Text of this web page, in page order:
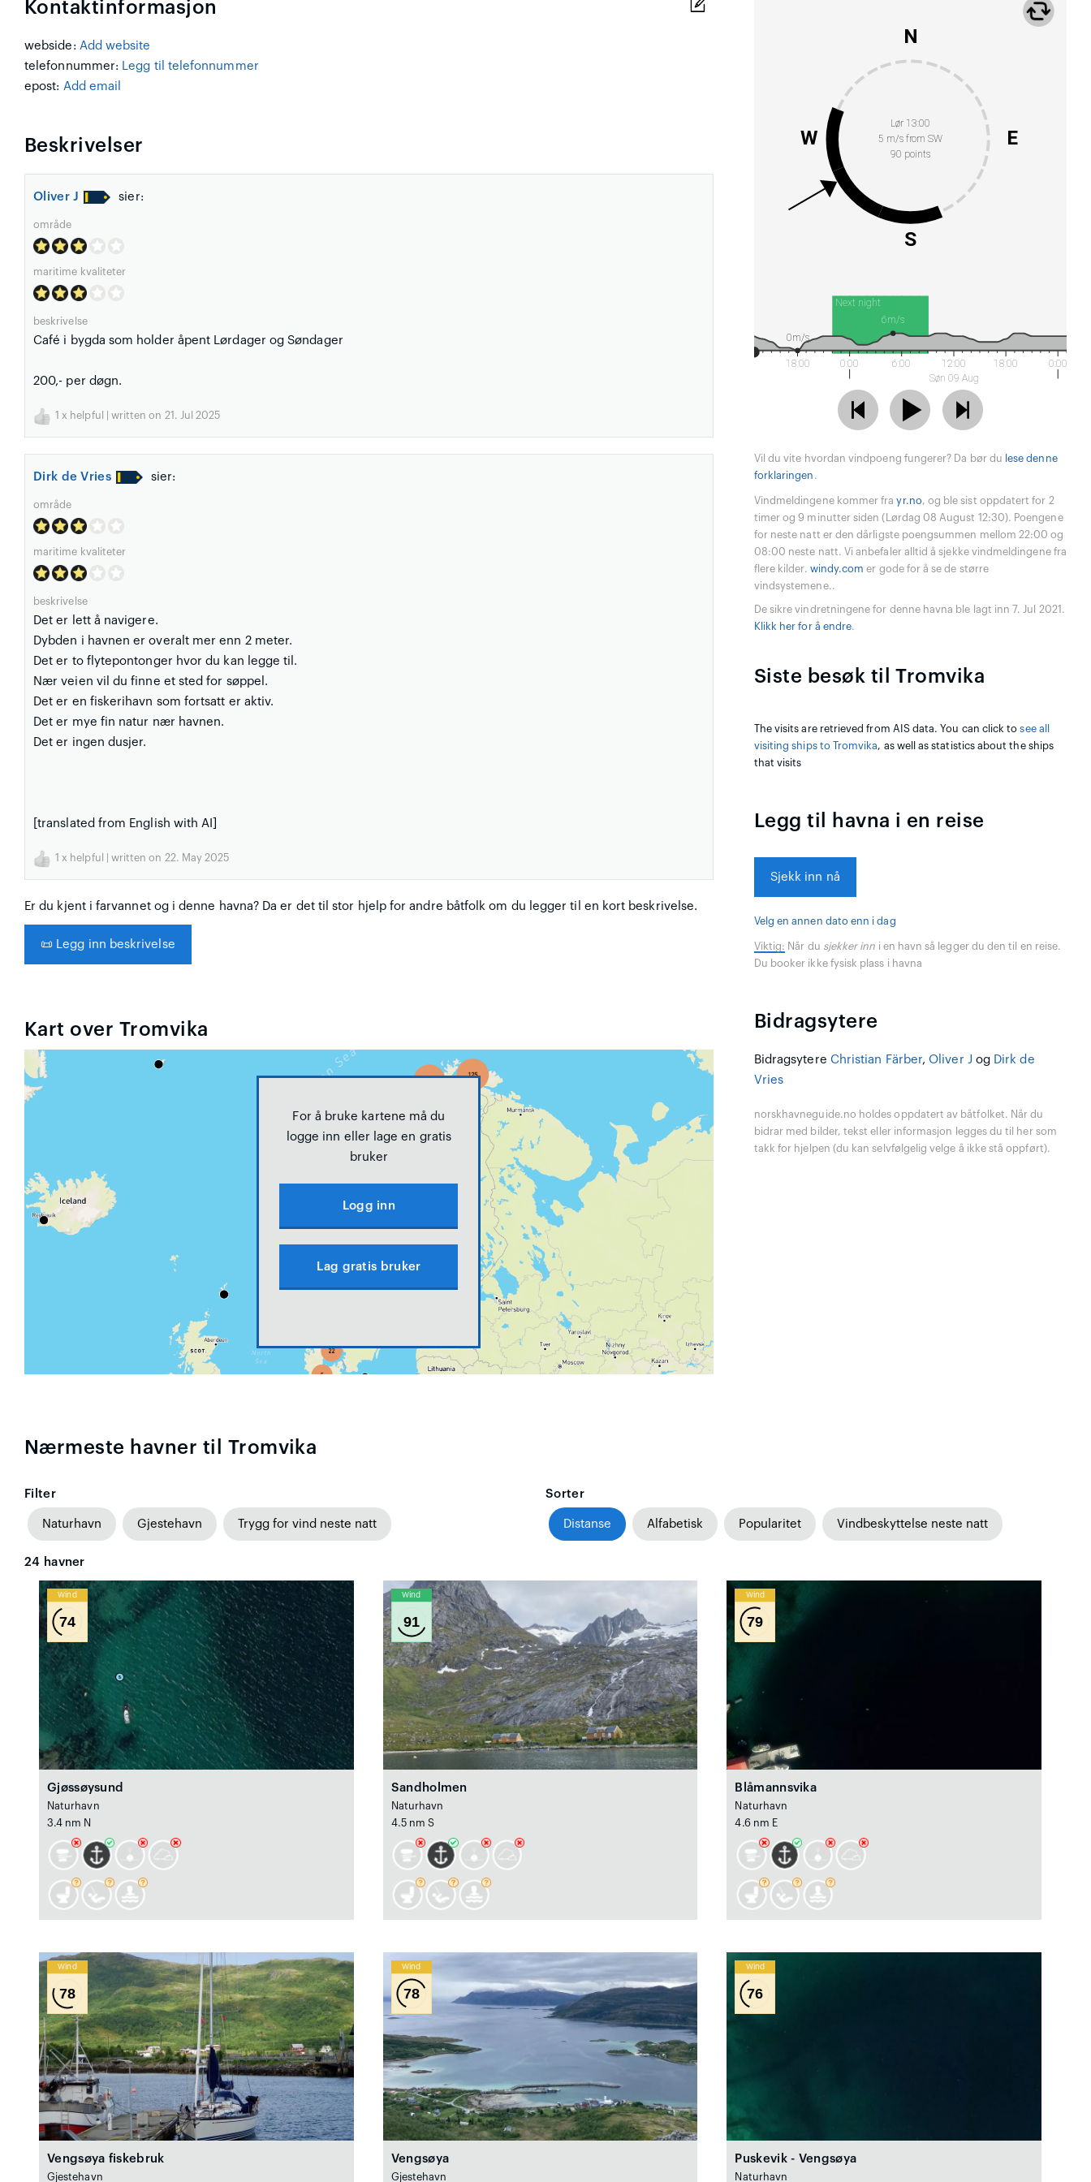
Kontaktinformasjon
webside: Add website
telefonnummer: Legg til telefonnummer
epost: Add email
Beskrivelser
Oliver J sier:
område
maritime kvaliteter
beskrivelse
Café i bygda som holder åpent Lørdager og Søndager
200,- per døgn.
1 x helpful | written on 21. Jul 2025
Dirk de Vries sier:
område
maritime kvaliteter
beskrivelse
Det er lett å navigere.
Dybden i havnen er overalt mer enn 2 meter.
Det er to flytepontonger hvor du kan legge til.
Nær veien vil du finne et sted for søppel.
Det er en fiskerihavn som fortsatt er aktiv.
Det er mye fin natur nær havnen.
Det er ingen dusjer.
[translated from English with AI]
1 x helpful | written on 22. May 2025
Er du kjent i farvannet og i denne havna? Da er det til stor hjelp for andre båtfolk om du legger til en kort beskrivelse.
📜 Legg inn beskrivelse
Kart over Tromvika
For å bruke kartene må du
logge inn eller lage en gratis
bruker
Logg inn
Lag gratis bruker
Lør 13:00
5 m/s from SW
90 points
N
E
S
W
Next night
18:00 0:00 6:00
12:00
Søn 09 Aug
18:00 0:00
6m/s
0m/s
Vil du vite hvordan vindpoeng fungerer? Da bør du lese denne
forklaringen .
Vindmeldingene kommer frayr.no, og ble sist oppdatert for 2
timer og 9 minutter siden (Lørdag 08 August 12:30). Poengene
for neste natt er den dårligste poengsummen mellom 22:00 og
08:00 neste natt. Vi anbefaler alltid å sjekke vindmeldingene fra
flere kilder. windy.com er gode for å se de større
vindsystemene..
De sikre vindretningene for denne havna ble lagt inn 7. Jul 2021.
Klikk her for å endre.
Siste besøk til Tromvika
The visits are retrieved from AIS data. You can click tosee all
visiting ships to Tromvika, as well as statistics about the ships
that visits
Legg til havna i en reise
Sjekk inn nå
Velg en annen dato enn i dag
Viktig: Når du sjekker inn i en havn så legger du den til en reise.
Du booker ikke fysisk plass i havna
Bidragsytere
Bidragsytere Christian Färber,Oliver J og Dirk de
Vries
norskhavneguide.no holdes oppdatert av båtfolket. Når du
bidrar med bilder, tekst eller informasjon legges du til her som
takk for hjelpen (du kan selvfølgelig velge å ikke stå oppført).
Nærmeste havner til Tromvika
Filter
Naturhavn Gjestehavn Trygg for vind neste natt
Sorter
Distanse Alfabetisk Popularitet Vindbeskyttelse neste natt
24 havner
Wind
74
Gjøssøysund
Naturhavn
3.4 nm N
Wind
91
Sandholmen
Naturhavn
4.5 nm S
Wind
79
Blåmannsvika
Naturhavn
4.6 nm E
Wind
78
Vengsøya fiskebruk
Gjestehavn
Wind
78
Vengsøya
Gjestehavn
Wind
76
Puskevik - Vengsøya
Naturhavn